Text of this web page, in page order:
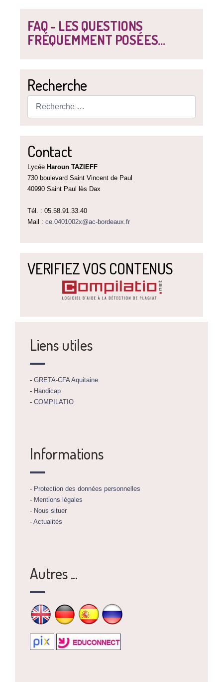
FAQ - LES QUESTIONS
FRÉQUEMMENT POSÉES...
Recherche
Contact
Lycée Haroun TAZIEFF
730 boulevard Saint Vincent de Paul
40990 Saint Paul lès Dax
Tél. : 05.58.91.33.40
Mail : ce.0401002x@ac-bordeaux.fr
VERIFIEZ VOS CONTENUS
Liens utiles
- GRETA-CFA Aquitaine
- Handicap
- COMPILATIO
Informations
- Protection des données personnelles
- Mentions légales
- Nous situer
- Actualités
Autres ...